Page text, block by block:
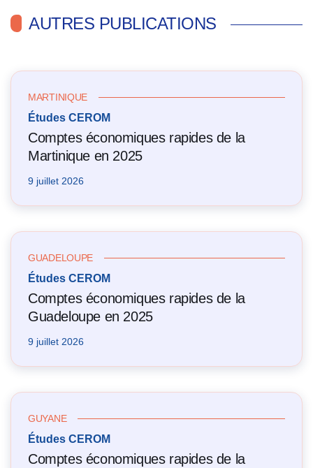
AUTRES PUBLICATIONS
MARTINIQUE
Études CEROM
Comptes économiques rapides de la
Martinique en 2025
9 juillet 2026
GUADELOUPE
Études CEROM
Comptes économiques rapides de la
Guadeloupe en 2025
9 juillet 2026
GUYANE
Études CEROM
Comptes économiques rapides de la